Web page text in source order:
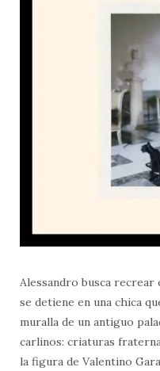
Alessandro busca recrear
se detiene en una chica
muralla de un antiguo
carlinos: criaturas
la figura de Valentino